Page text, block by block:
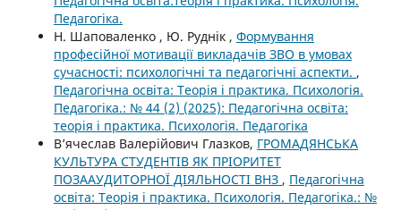
Педагогіка.
Н. Шаповаленко , Ю. Руднік , Формування
професійної мотивації викладачів ЗВО в умовах
сучасності: психологічні та педагогічні аспекти. ,
Педагогічна освіта: Теорія і практика. Психологія.
Педагогіка.: № 44 (2) (2025): Педагогічна освіта:
теорія і практика. Психологія. Педагогіка
В’ячеслав Валерійович Глазков, ГРОМАДЯНСЬКА
КУЛЬТУРА СТУДЕНТІВ ЯК ПРІОРИТЕТ
ПОЗААУДИТОРНОЇ ДІЯЛЬНОСТІ ВНЗ , Педагогічна
освіта: Теорія і практика. Психологія. Педагогіка.: №